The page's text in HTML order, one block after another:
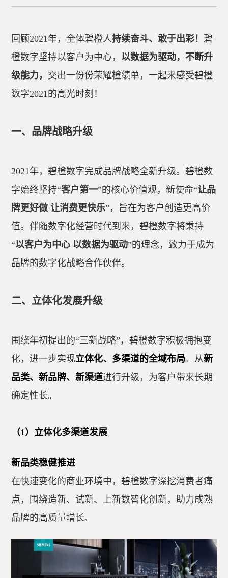
回顾2021年，全体碧橙人持续奋斗、敢于出彩！碧
橙数字坚持以客户为中心， 以数据为驱动，不断升
级能力， 交出一份份荣耀橙绩单，一起来感受碧橙
数字2021的高光时刻！
一、品牌战略升级
2021年，碧橙数字完成品牌战略全新升级。碧橙数
字始终坚持“客户第一”的核心价值观，新使命“让品
牌更好做 让消费更快乐”，旨在为客户创造更高价
值。伴随数字化经营时代到来，碧橙数字将秉持
“以客户为中心 以数据为驱动”的理念，致力于成为
品牌的数字化战略合作伙伴。
二、立体化发展升级
围绕年初提出的“三新战略”，碧橙数字积极拥抱变
化，进一步实现立体化、多渠道的全域布局。从新
品类、新品牌、新渠道进行升级，为客户带来长期
确定性长。
（1）立体化多渠道发展
新品类稳健推进
在快速变化的商业环境中，碧橙数字深挖消费者痛
点，围绕造新、试新、上新数智化创新，助力成熟
品牌的高质量增长。